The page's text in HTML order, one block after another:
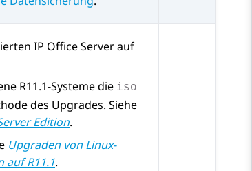
IP OfficeServer auf
R11.1-Systeme die iso
des Upgrades. Siehe
Edition.
Upgraden von Linux-
auf R11.1.